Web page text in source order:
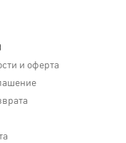
и оферта